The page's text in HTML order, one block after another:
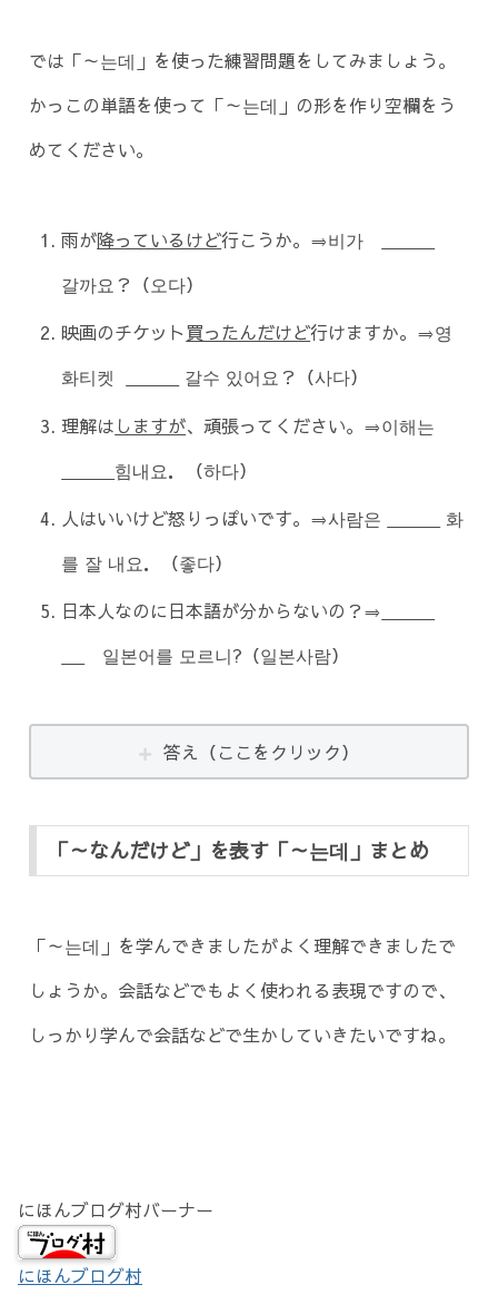
では「～는데」を使った練習問題をしてみましょう。
かっこの単語を使って「～는데」の形を作り空欄をう
めてください。
雨が降っているけど行こうか。⇒비가
갈까요？（오다）
映画のチケット買ったんだけど行けますか。⇒영
화티켓
갈수 있어요？（사다）
理解は しますが、頑張ってください。⇒이해는
힘내요．（하다）
人はいいけど怒りっぽいです。⇒사람은
화
를 잘 내요．（좋다）
日本人なのに日本語が分からないの？⇒
일본어를 모르니?（일본사람）
答え（ここをクリック）
「～なんだけど」を表す「～는데」まとめ
「～는데」を学んできましたがよく理解できましたで
しょうか。会話などでもよく使われる表現ですので、
しっかり学んで会話などで生かしていきたいですね。
にほんブログ村バーナー
にほんブログ村